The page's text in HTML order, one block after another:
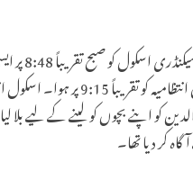
"دی چناب
میل میں اسکول کو اڑانے کی
اپنے بچوں کو لینے کے لیے بلا
کر دیا تھا۔